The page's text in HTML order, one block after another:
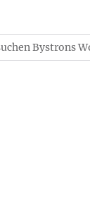
Bystrons